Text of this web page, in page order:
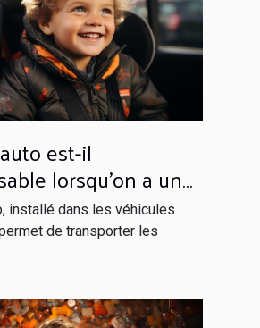
est-il
lorsqu’on a un
?
installé dans les véhicules
de transporter les